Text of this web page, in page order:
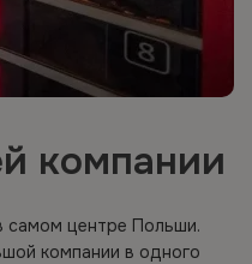
компании
самом центре Польши.
компании в одного